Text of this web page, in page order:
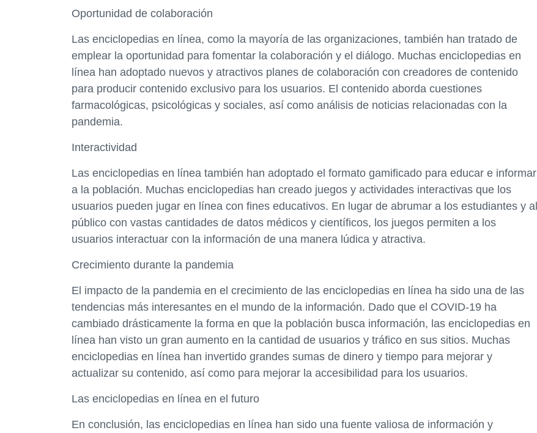
Oportunidad de colaboración
Las enciclopedias en línea, como la mayoría de las organizaciones, también han tratado de
emplear la oportunidad para fomentar la colaboración y el diálogo. Muchas enciclopedias en
línea han adoptado nuevos y atractivos planes de colaboración con creadores de contenido
para producir contenido exclusivo para los usuarios. El contenido aborda cuestiones
farmacológicas, psicológicas y sociales, así como análisis de noticias relacionadas con la
pandemia.
Interactividad
Las enciclopedias en línea también han adoptado el formato gamificado para educar e informar
a la población. Muchas enciclopedias han creado juegos y actividades interactivas que los
usuarios pueden jugar en línea con fines educativos. En lugar de abrumar a los estudiantes y al
público con vastas cantidades de datos médicos y científicos, los juegos permiten a los
usuarios interactuar con la información de una manera lúdica y atractiva.
Crecimiento durante la pandemia
El impacto de la pandemia en el crecimiento de las enciclopedias en línea ha sido una de las
tendencias más interesantes en el mundo de la información. Dado que el COVID-19 ha
cambiado drásticamente la forma en que la población busca información, las enciclopedias en
línea han visto un gran aumento en la cantidad de usuarios y tráfico en sus sitios. Muchas
enciclopedias en línea han invertido grandes sumas de dinero y tiempo para mejorar y
actualizar su contenido, así como para mejorar la accesibilidad para los usuarios.
Las enciclopedias en línea en el futuro
En conclusión, las enciclopedias en línea han sido una fuente valiosa de información y